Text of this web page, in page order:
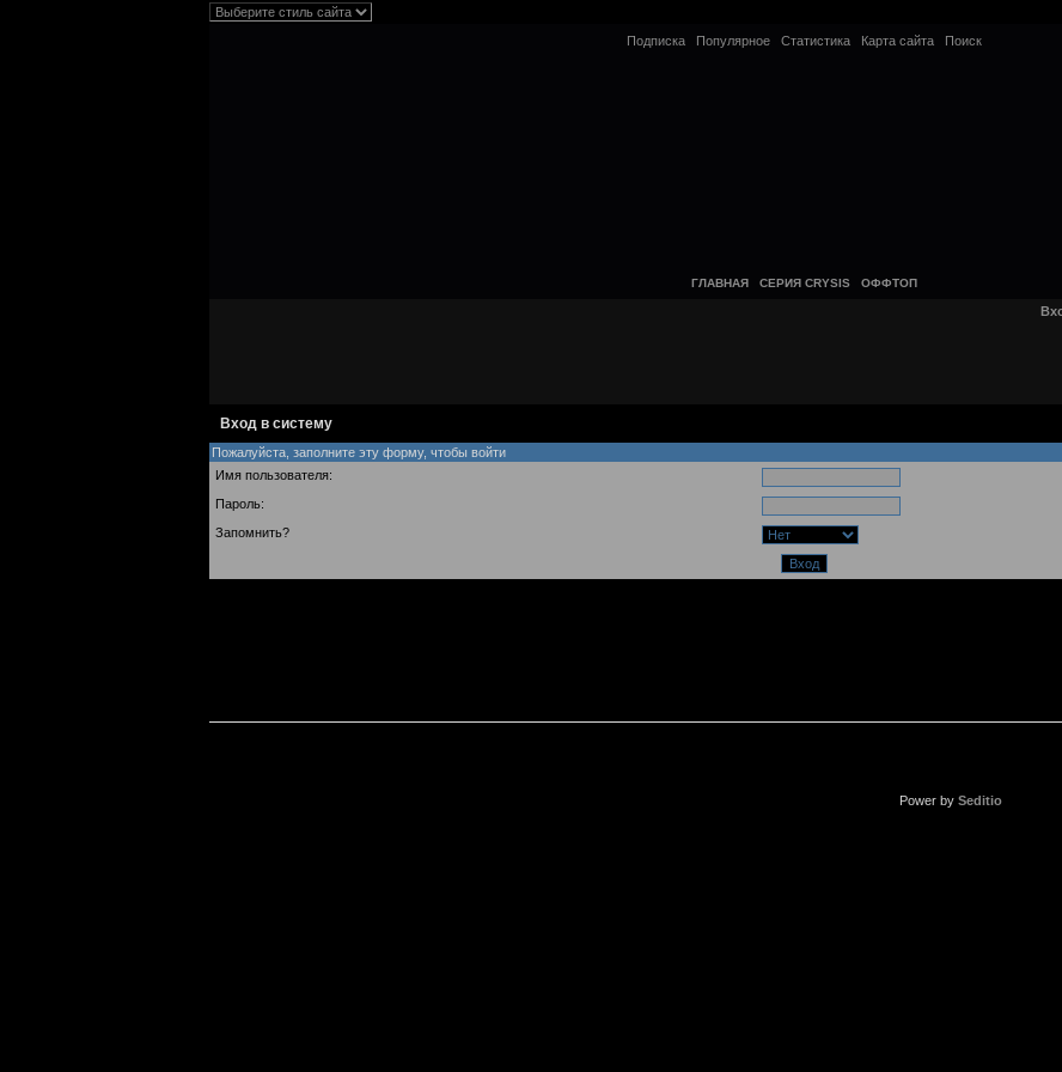
Подписка Популярное Статистика Карта сайта Поиск
ГЛАВНАЯ СЕРИЯ CRYSIS ОФФТОП
Вход в систему
Пожалуйста, заполните эту форму, чтобы войти
Имя пользователя:
Пароль:
Запомнить?
Power by Seditio